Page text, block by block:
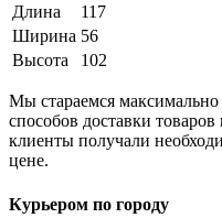
Длина
117
Ширина 56
Высота
102
Мы стараемся
способов доставки
клиенты получали
цене.
Курьером по городу